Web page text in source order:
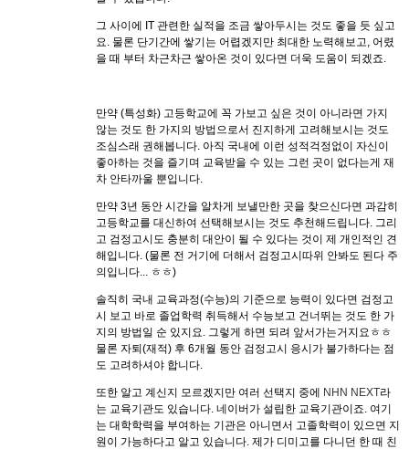
그 사이에 IT 관련한 실적을 조금 쌓아두시는 것도 좋을 듯 싶고
요. 물론 단기간에 쌓기는 어렵겠지만 최대한 노력해보고, 어렸
을 때 부터 차근차근 쌓아온 것이 있다면 더욱 도움이 되겠죠.
만약 (특성화) 고등학교에 꼭 가보고 싶은 것이 아니라면 가지
않는 것도 한 가지의 방법으로서 진지하게 고려해보시는 것도
조심스래 권해봅니다. 아직 국내에 이런 성적걱정없이 자신이
좋아하는 것을 즐기며 교육받을 수 있는 그런 곳이 없다는게 재
차 안타까울 뿐입니다.
만약 3년 동안 시간을 알차게 보낼만한 곳을 찾으신다면 과감히
고등학교를 대신하여 선택해보시는 것도 추천해드립니다. 그리
고 검정고시도 충분히 대안이 될 수 있다는 것이 제 개인적인 견
해입니다. (물론 전 거기에 더해서 검정고시따위 안봐도 된다 주
의입니다... ㅎㅎ)
솔직히 국내 교육과정(수능)의 기준으로 능력이 있다면 검정고
시 보고 바로 졸업학력 취득해서 수능보고 건너뛰는 것도 한 가
지의 방법일 순 있지요. 그렇게 하면 되려 앞서가는거지요ㅎㅎ
물론 자퇴(재적) 후 6개월 동안 검정고시 응시가 불가하다는 점
도 고려하셔야 합니다.
또한 알고 계신지 모르겠지만 여러 선택지 중에 NHN NEXT라
는 교육기관도 있습니다. 네이버가 설립한 교육기관이죠. 여기
는 대학학력을 부여하는 기관은 아니면서 고졸학력이 있으면 지
원이 가능하다고 알고 있습니다. 제가 디미고를 다니던 한 때 친